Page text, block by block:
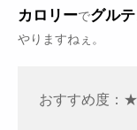
カロリーでグル
やりますねぇ。
おすすめ度